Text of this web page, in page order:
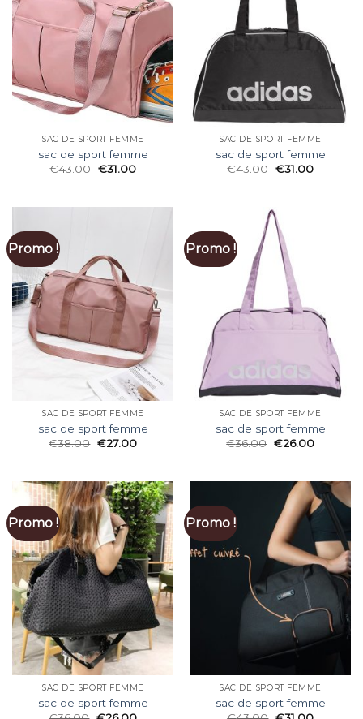
SAC DE SPORT FEMME
sac de sport femme
€43.00 €31.00
SAC DE SPORT FEMME
sac de sport femme
€43.00 €31.00
Promo !
SAC DE SPORT FEMME
sac de sport femme
€38.00 €27.00
Promo !
SAC DE SPORT FEMME
sac de sport femme
€36.00 €26.00
Promo !
SAC DE SPORT FEMME
sac de sport femme
Promo !
SAC DE SPORT FEMME
sac de sport femme